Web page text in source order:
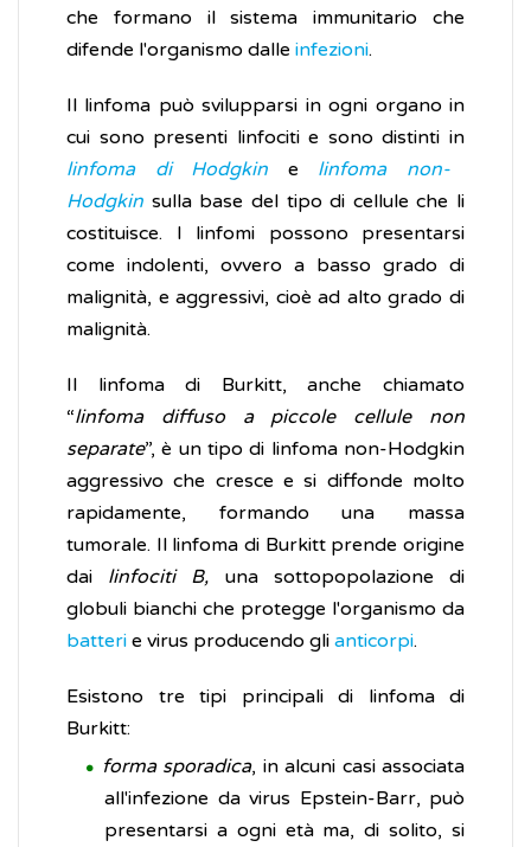
che formano il sistema immunitario che
difende l'organismo dalle infezioni.
Il linfoma può svilupparsi in ogni organo in
cui sono presenti linfociti e sono distinti in
linfoma di Hodgkin e linfoma non-
Hodgkin sulla base del tipo di cellule che li
costituisce. I linfomi possono presentarsi
come indolenti, ovvero a basso grado di
malignità, e aggressivi, cioè ad alto grado di
malignità.
Il linfoma di Burkitt, anche chiamato
“linfoma diffuso a piccole cellule non
separate”, è un tipo di linfoma non-Hodgkin
aggressivo che cresce e si diffonde molto
rapidamente, formando una massa
tumorale. Il linfoma di Burkitt prende origine
dai linfociti B, una sottopopolazione di
globuli bianchi che protegge l'organismo da
batteri e virus producendo gli anticorpi.
Esistono tre tipi principali di linfoma di
Burkitt:
forma sporadica, in alcuni casi associata
all'infezione da virus Epstein-Barr, può
presentarsi a ogni età ma, di solito, si